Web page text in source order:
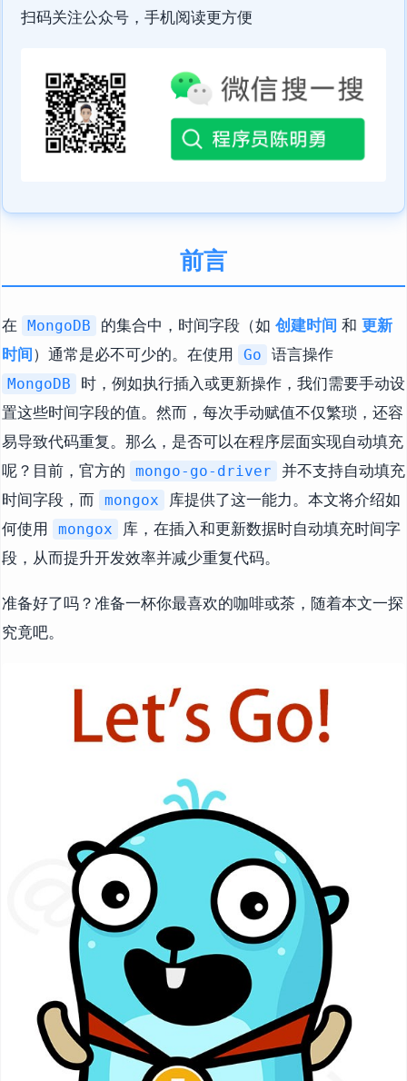
扫码关注公众号，手机阅读更方便
前言
在 MongoDB 的集合中，时间字段（如 创建时间 和 更新
时间）通常是必不可少的。在使用 Go 语言操作
MongoDB
时，例如执行插入或更新操作，我们需要手动设
置这些时间字段的值。然而，每次手动赋值不仅繁琐，还容
易导致代码重复。那么，是否可以在程序层面实现自动填充
呢？目前，官方的
mongo-go-driver
并不支持自动填充
时间字段，而 mongox
库提供了这一能力。本文将介绍如
何使用
mongox
库，在插入和更新数据时自动填充时间字
段，从而提升开发效率并减少重复代码。
准备好了吗？准备一杯你最喜欢的咖啡或茶，随着本文一探
究竟吧。